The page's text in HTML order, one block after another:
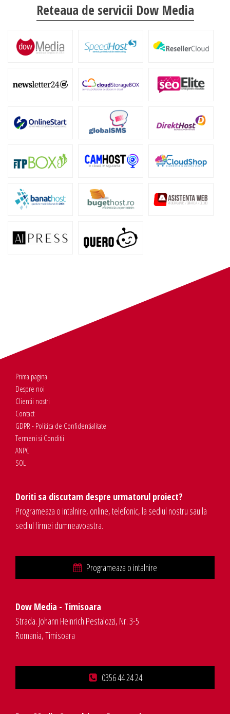
Reteaua de servicii Dow Media
Prima pagina
Despre noi
Clientii nostri
Contact
GDPR - Politica de Confidentialitate
Termeni si Conditii
ANPC
SOL
Doriti sa discutam despre urmatorul proiect?
Programeaza o intalnire, online, telefonic, la sediul nostru sau la
sediul firmei dumneavoastra.
Programeaza o intalnire
Dow Media - Timisoara
Strada. Johann Heinrich Pestalozzi, Nr. 3-5
Romania, Timisoara
0356 44 24 24